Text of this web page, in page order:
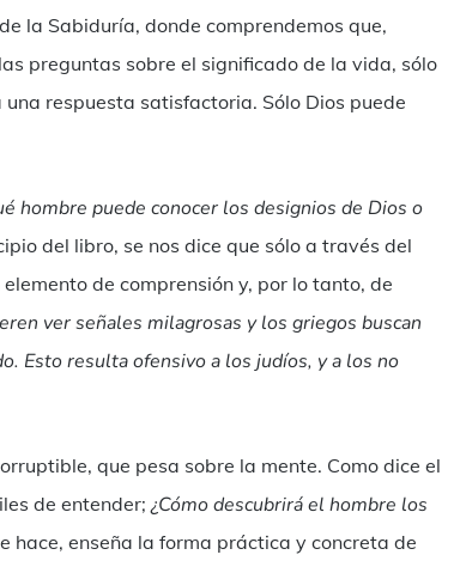
la Sabiduría, donde comprendemos que,
preguntas sobre el significado de la vida, sólo
respuesta satisfactoria. Sólo Dios puede
hombre puede conocer los designios de Dios o
del libro, se nos dice que sólo a través del
de comprensión y, por lo tanto, de
ver señales milagrosas y los griegos buscan
Esto resulta ofensivo a los judíos, y a los no
que pesa sobre la mente. Como dice el
de entender; ¿Cómo descubrirá el hombre los
hace, enseña la forma práctica y concreta de